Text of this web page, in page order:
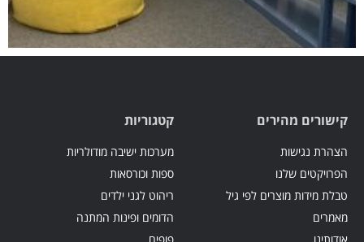
קישורים מהירים
הצהרת נגישות
הפרויקטים שלנו
טבלת מידות מוצרים לפי גיל
מאמרים
קטגוריות
מערכות ישיבה מודולריות
ספות וכורסאות
ריהוט לגני ילדים
הדומים ופינות המתנה